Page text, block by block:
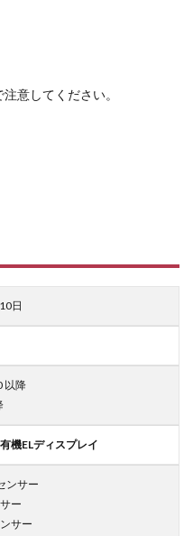
注意してください。
日
以降
機ELディスプレイ
ンサー
ー
サー